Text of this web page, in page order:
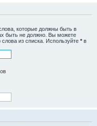
которые должны быть в
быть не должно. Вы можете
слова из списка. Используйте * в